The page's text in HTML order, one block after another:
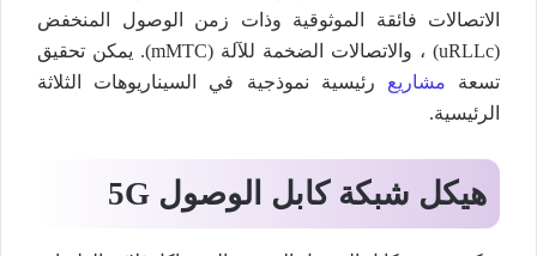
الاتصالات فائقة الموثوقية وذات زمن الوصول المنخفض
(uRLLc) ، والاتصالات الضخمة للآلة (mMTC). يمكن تحقيق
تسعة مشاريع رئيسية نموذجية في السيناريوهات الثلاثة
الرئيسية.
هيكل شبكة كابل الوصول 5G